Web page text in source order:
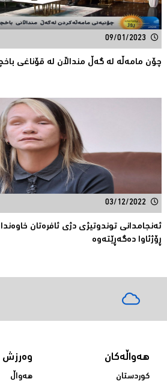
09/01/2023
چۆن مامەڵە لە گەڵ منداڵان لە قۆناغی
03/12/2022
ئەنجامدانى توندوتیژی دژی ئافره‌تان
ڕۆژئاوا ده‌گه‌ڕێته‌وه‌
هەواڵەکان
کوردستان
وەرزش
هەواڵ